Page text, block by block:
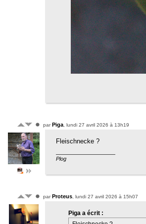
parPiga , lundi 27 avril 2026 à 13h19
Fleischnecke ?
Plog
parProteus , lundi 27 avril 2026 à 15h07
Piga a écrit :